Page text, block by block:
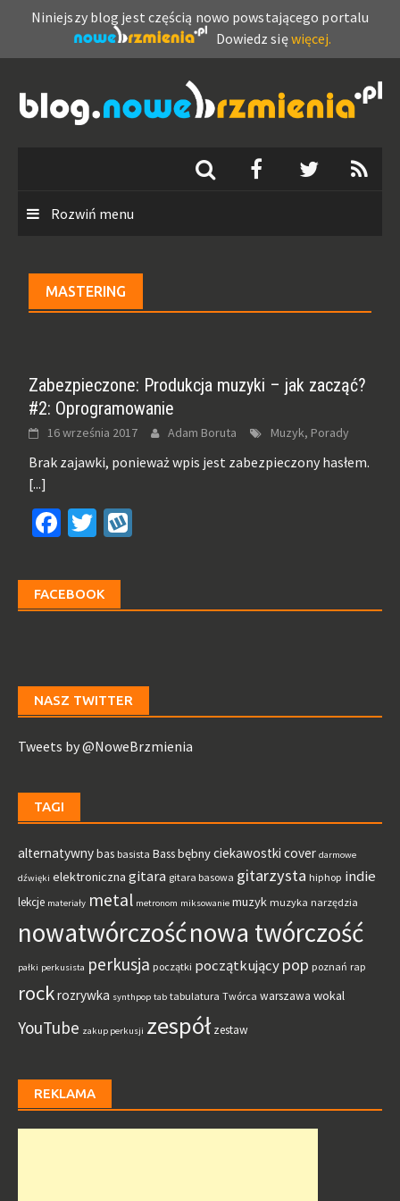
Niniejszy blog jest częścią nowo powstającego portalu
Dowiedz sięwięcej.
content
Rozwiń menu
MASTERING
Zabezpieczone: Produkcja muzyki – jak zacząć?
#2: Oprogramowanie
16 września 2017 Adam Boruta Muzyk, Porady
Brak zajawki, ponieważ wpis jest zabezpieczony hasłem.
[...]
Facebook
Twitter
FACEBOOK
NASZ TWITTER
Tweets by @NoweBrzmienia
TAGI
alternatywnybas basista Bassbębnyciekawostki cover darmowe
dźwięki elektroniczna gitara gitara basowa gitarzysta hiphop indie
lekcje materiały metal metronom miksowanie muzyk muzyka narzędzia
nowatwórczośćnowa twórczość
pałki perkusista perkusja początki początkującypop poznań rap
rockrozrywka synthpop tab tabulatura Twórca warszawa wokal
YouTube zakup perkusji zespół zestaw
REKLAMA